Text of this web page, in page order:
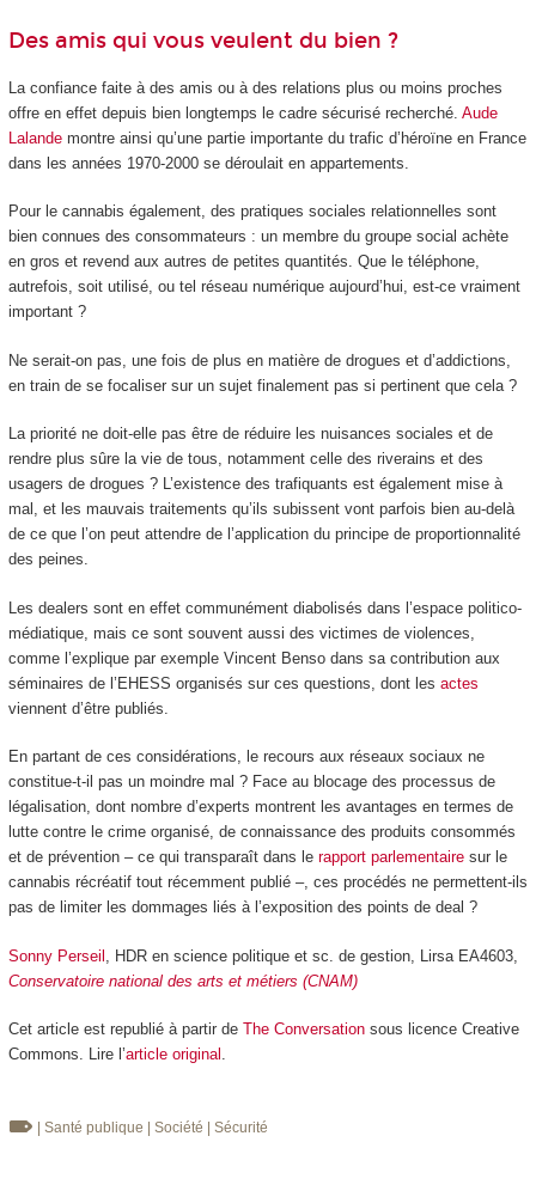
Des amis qui vous veulent du bien ?
La confiance faite à des amis ou à des relations plus ou moins proches
offre en effet depuis bien longtemps le cadre sécurisé recherché. Aude
Lalandemontre ainsi qu’une partie importante du trafic d’héroïne en France
dans les années 1970-2000 se déroulait en appartements.
Pour le cannabis également, des pratiques sociales relationnelles sont
bien connues des consommateurs : un membre du groupe social achète
en gros et revend aux autres de petites quantités. Que le téléphone,
autrefois, soit utilisé, ou tel réseau numérique aujourd’hui, est-ce vraiment
important ?
Ne serait-on pas, une fois de plus en matière de drogues et d’addictions,
en train de se focaliser sur un sujet finalement pas si pertinent que cela ?
La priorité ne doit-elle pas être de réduire les nuisances sociales et de
rendre plus sûre la vie de tous, notamment celle des riverains et des
usagers de drogues ? L’existence des trafiquants est également mise à
mal, et les mauvais traitements qu’ils subissent vont parfois bien au-delà
de ce que l’on peut attendre de l’application du principe de proportionnalité
des peines.
Les dealers sont en effet communément diabolisés dans l’espace politico-
médiatique, mais ce sont souvent aussi des victimes de violences,
comme l’explique par exemple Vincent Benso dans sa contribution aux
séminaires de l’EHESS organisés sur ces questions, dont les actes
viennent d’être publiés.
En partant de ces considérations, le recours aux réseaux sociaux ne
constitue-t-il pas un moindre mal ? Face au blocage des processus de
légalisation, dont nombre d’experts montrent les avantages en termes de
lutte contre le crime organisé, de connaissance des produits consommés
et de prévention – ce qui transparaît dans le rapport parlementairesur le
cannabis récréatif tout récemment publié –, ces procédés ne permettent-ils
pas de limiter les dommages liés à l’exposition des points de deal ?
Sonny Perseil
, HDR en science politique et sc. de gestion, Lirsa EA4603,
Conservatoire national des arts et métiers (CNAM)
Cet article est republié à partir de The Conversationsous licence Creative
Commons. Lire l’article original .
| Santé publique | Société | Sécurité